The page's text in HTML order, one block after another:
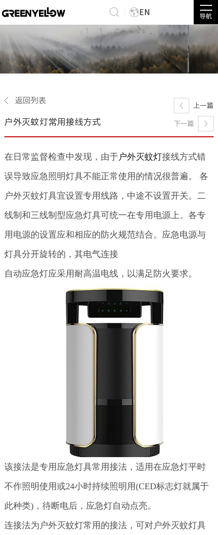
EN
导航
返回列表
户外灭蚊灯常用接线方式
上一篇
下一篇
在日常监督检查中发现，由于户外灭蚊灯接线方式错
误导致应急照明灯具不能正常使用的情况很普遍。 各
户外灭蚊灯具宜设置专用线路，中途不设置开关。二
线制和三线制型应急灯具可统一在专用电源上。各专
用电源的设置应和相应的防火规范结合。应急电源与
灯具分开旋转的，其电气连接
自动应急灯应采用耐高温电线，以满足防火要求。
该接法是专用应急灯具常用接法，适用在应急灯平时
不作照明使用或24小时持续照明用(CED标志灯就属于
此种类)，待断电后，应急灯自动点亮。
连接法为户外灭蚊灯常用的接法，可对户外灭蚊灯具